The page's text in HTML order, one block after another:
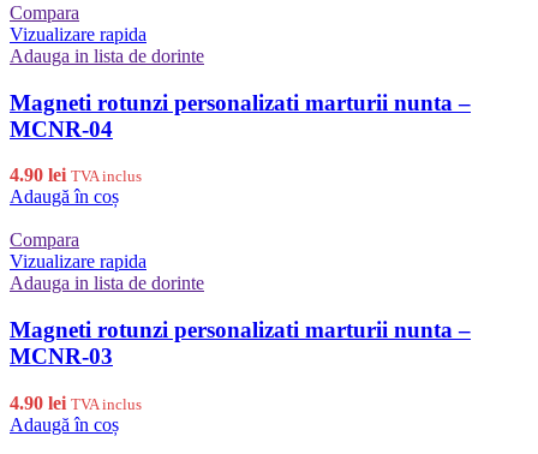
Compara
Vizualizare rapida
Adauga in lista de dorinte
Magneti rotunzi personalizati marturii nunta –
MCNR-04
4.90 lei TVA inclus
Adaugă în coș
Compara
Vizualizare rapida
Adauga in lista de dorinte
Magneti rotunzi personalizati marturii nunta –
MCNR-03
4.90 lei TVA inclus
Adaugă în coș